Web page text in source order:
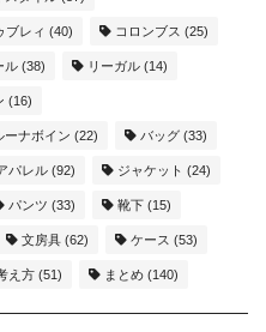
ブレィ (40) コロンブス (25)
ル (38) リーガル (14)
(16)
ーナボイン (22) バッグ (33)
パレル (92) ジャケット (24)
パンツ (33) 靴下 (15)
文房具 (62) ケース (53)
え方 (51) まとめ (140)